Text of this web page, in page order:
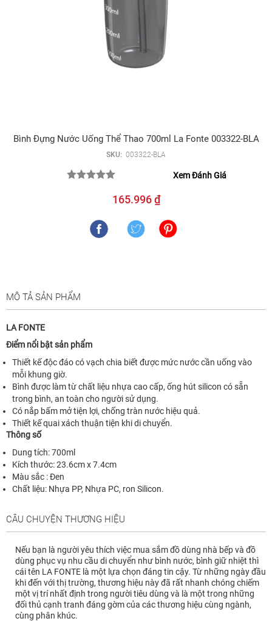
Bình Đựng Nước Uống Thể Thao 700ml La Fonte 003322-BLA
SKU: 003322-BLA
Xem Đánh Giá
165.996 ₫
MÔ TẢ SẢN PHẨM
LA FONTE
Điểm nổi bật sản phẩm
Thiết kế độc đáo có vạch chia biết được mức nước cần uống vào
mỗi khung giờ.
Bình được làm từ chất liệu nhựa cao cấp, ống hút silicon có sẵn
trong bình, an toàn cho người sử dụng.
Có nắp bấm mở tiện lợi, chống tràn nước hiệu quả.
Thiết kế quai xách thuận tiện khi di chuyển.
Thông số
Dung tích: 700ml
Kích thước: 23.6cm x 7.4cm
Màu sắc : Đen
Chất liệu: Nhựa PP, Nhựa PC, ron Silicon.
CÂU CHUYỆN THƯƠNG HIỆU
Nếu bạn là người yêu thích việc mua sắm đồ dùng nhà bếp và đồ
dùng phục vụ nhu cầu di chuyển như bình nước, bình giữ nhiệt thì
cái tên LA FONTE là một lựa chọn đáng tin cậy. Từ những ngày đầu
khi đến với thị trường, thương hiệu này đã rất nhanh chóng chiếm
một vị trí nhất định trong người tiêu dùng và là một trong những
đối thủ cạnh tranh đáng gờm của các thương hiệu cùng ngành,
cùng phân khúc.